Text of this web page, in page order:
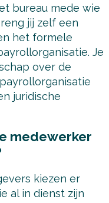
bureau mede wie
jij zelf een
het formele
Je
over de
juridische
medewerker
kiezen er
al in dienst zijn